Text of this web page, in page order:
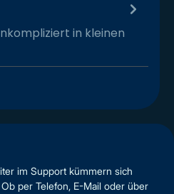
in kleinen
im Support kümmern sich
per Telefon, E-Mail oder über